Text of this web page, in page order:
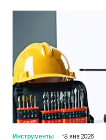
Инструменты 18 янв 2026